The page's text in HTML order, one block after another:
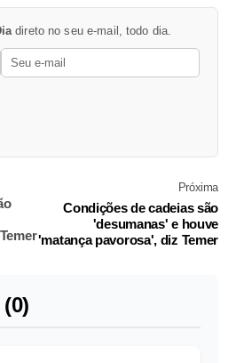
direto no seu e-mail, todo dia.
Próxima
Condições de cadeias são
'desumanas' e houve
'matança pavorosa', diz Temer